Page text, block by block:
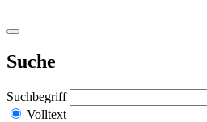
Suche
Suchbegriff
Volltext